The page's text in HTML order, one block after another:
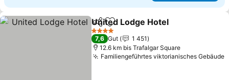
TeilenZu Favoriten hinzufügen
United Lodge Hotel
4 Sterne
7,6 Gut
1 451
12.6 km bis Trafalgar Square
Familiengeführtes viktorianisches Gebäude